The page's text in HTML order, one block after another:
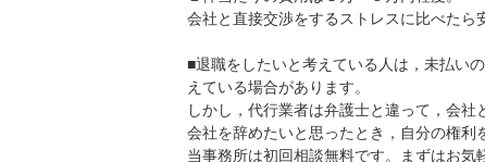
会社と直接交渉をするストレスに比べた
■退職をしたいと考えている人は，未払い
えている場合があります。
しかし，代行業者は弁護士と違って，会社
会社を辞めたいと思ったとき，自分の権利
当事務所は初回相談無料です。まずはお気